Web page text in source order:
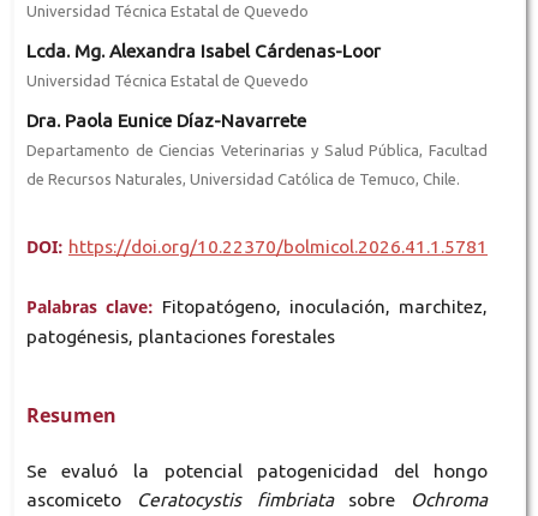
Universidad Técnica Estatal de Quevedo
Lcda. Mg. Alexandra Isabel Cárdenas-Loor
Universidad Técnica Estatal de Quevedo
Dra. Paola Eunice Díaz-Navarrete
Departamento de Ciencias Veterinarias y Salud Pública, Facultad
de Recursos Naturales, Universidad Católica de Temuco, Chile.
DOI: https://doi.org/10.22370/bolmicol.2026.41.1.5781
Palabras clave: Fitopatógeno, inoculación, marchitez,
patogénesis, plantaciones forestales
Resumen
Se evaluó la potencial patogenicidad del hongo
ascomiceto
Ceratocystis fimbriatasobre
Ochroma